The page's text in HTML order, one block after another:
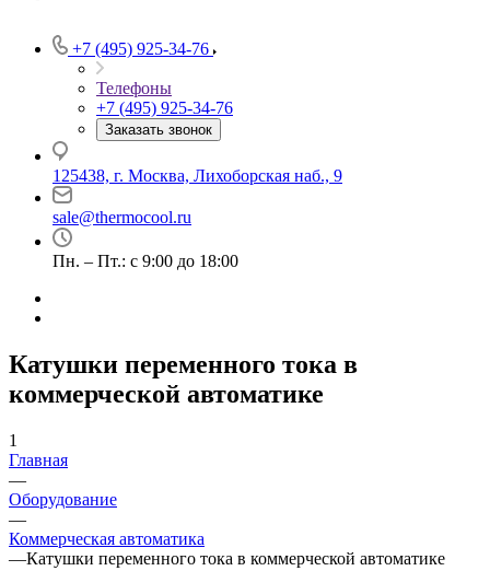
+7 (495) 925-34-76
Телефоны
+7 (495) 925-34-76
Заказать звонок
125438, г. Москва, Лихоборская наб., 9
sale@thermocool.ru
Пн. – Пт.: с 9:00 до 18:00
Катушки переменного тока в
коммерческой автоматике
1
Главная
—
Оборудование
—
Коммерческая автоматика
—Катушки переменного тока в коммерческой автоматике